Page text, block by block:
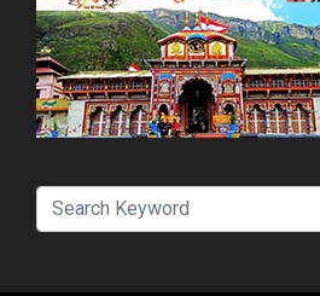
करते हुए आंदोलनकारियों की भाजपा राज में की गई
कहा कि यह नारायण दत्त तिवारी की सरकार थी
थे, जिसने राज्य आंदोलनकारियों के हक में सन 2005
चिन्हिकरण आंदोलनकारी सम्मान के आंदोलनकारियों
धीरेंद्र प्रताप ने कहा कि जहां कांग्रेस सरकार ने
तो भंग ही कर दिया दिया है और उसके अध्यक्ष पद पर
राज्य आंदोलनकारियों के 10 प्रतिशत आरक्षण के,
के, उनकी पेंशन 15000 प्रति मास किए जाने के
आंदोलनकारी इन मसलों को लेकर सड़कों पर आ रहे